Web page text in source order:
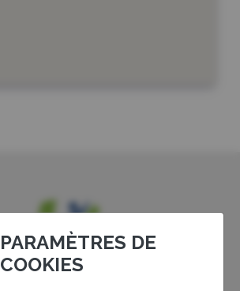
PARAMÈTRES DE
COOKIES